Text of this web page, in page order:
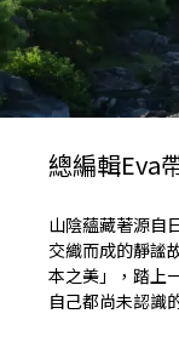
總編輯Eva
山陰蘊藏著源自
交織而成的靜謐
本之美」，踏上
自己都尚未認識